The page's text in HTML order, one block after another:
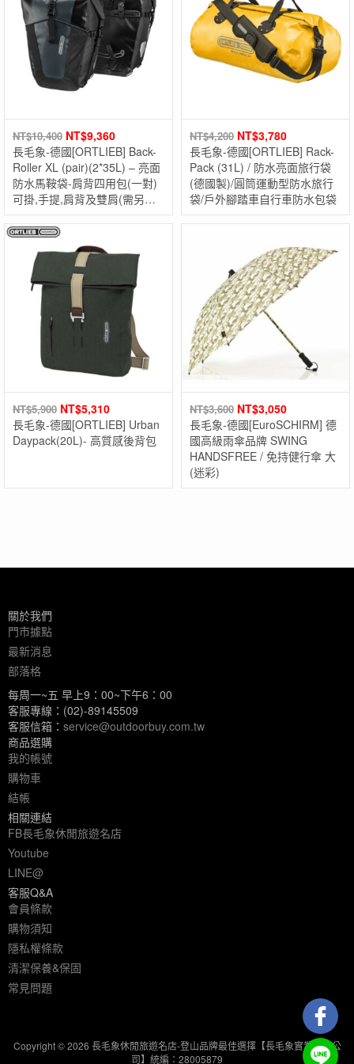
NT$10,400 NT$9,360
長毛象-德國[ORTLIEB] Back-
Roller XL (pair)(2*35L) – 亮面
防水馬鞍袋-肩背四用包(一對)
可掛,手提,肩背及雙肩(需另購
背架) 德國製
NT$4,200 NT$3,780
長毛象-德國[ORTLIEB] Rack-
Pack (31L) / 防水亮面旅行袋
(德國製)/圓筒運動型防水旅行
袋/戶外腳踏車自行車防水包袋
NT$5,900 NT$5,310
長毛象-德國[ORTLIEB] Urban
Daypack(20L)- 高質感後背包
NT$3,600 NT$3,050
長毛象-德國[EuroSCHIRM] 德
國高級雨傘品牌 SWING
HANDSFREE / 免持健行傘 大
(迷彩)
關於我們
門市據點
最新消息
部落格
每周一~五 早上9：00~下午6：00
客服專線：(02)-89145509
客服信箱： service@outdoorbuy.com.tw
商品選購
我的帳號
購物車
結帳
相關連結
FB長毛象休閒旅遊名店
Youtube
LINE@
客服Q&A
會員條款
購物須知
隱私權條款
清潔保養&保固
常見問題
Copyright © 2026 長毛象休閒旅遊名店-登山品牌最佳選擇【長毛象實業有限公
司】統編：28005879